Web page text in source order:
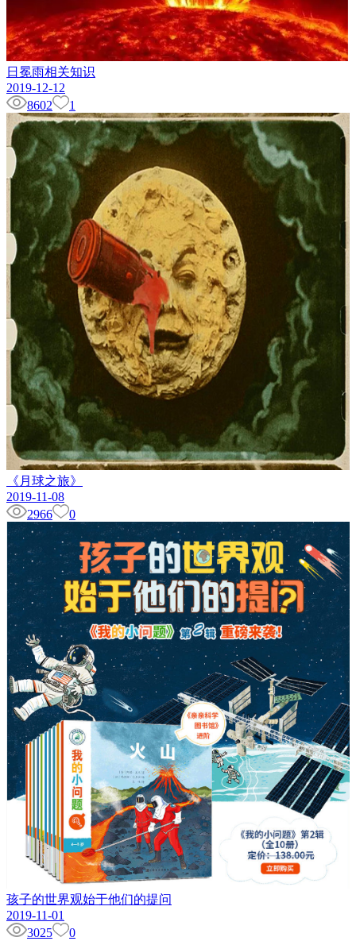
日冕雨相关知识
2019-12-12
8602
1
《月球之旅》
2019-11-08
2966
0
孩子的世界观始于他们的提问
2019-11-01
3025
0